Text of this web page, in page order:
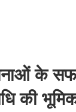
के
की